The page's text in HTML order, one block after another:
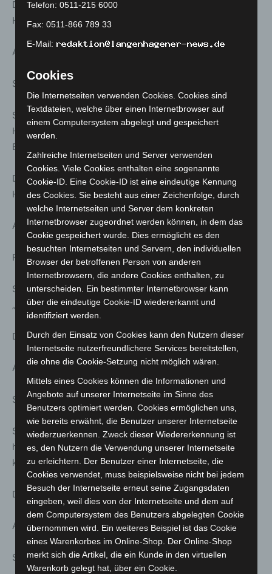
Dauer ca. 1.75 h | Treff: Ernst-August-Denkmal,
Hauptbahnhof
Anmeldung unter: www.stattreisen-hannover.de
So. 15. März; 14:30 Uhr
Stattreisen – Stadtspaziergänge: Der Hauptbahnhof
Hannover – Geschichte der Eisenbahn in Hannover. Mit
Besuch der „Geisterstation“.
Dauer ca. 1.75 h | Treff: Ernst-August-Denkmal,
Hauptbahnhof
Anmeldung unter: www.stattreisen-hannover.de
Fr. 20. März; 17:00 Uhr
Stattreisen – Stadtspaziergänge: Der Raschplatz –
„Hinterm Bahnhof wohnt man nicht“
Dauer ca. 1.0 h | Treff: Kulturzentrum Pavillon, Eingang
Anmeldung unter: www.stattreisen-hannover.de
Sa. 21. März; 11:30 Uhr
Stattreisen – Stadtspaziergänge: Hannover
häppchenweise – Winteredition – Genussvoll durch die
kalte Jahreszeit
Dauer ca. 1.5 h | Treff: Kröpcke-Uhr
Anmeldung unter: www.stattreisen-hannover.de
Sa. 21. März; 14:00 Uhr
Telefon: 0511-215 6000
Fax: 0511-866 789 33
E-Mail:
Cookies
Die Internetseiten verwenden Cookies. Cookies sind
Textdateien, welche über einen Internetbrowser auf
einem Computersystem abgelegt und gespeichert
werden.
Zahlreiche Internetseiten und Server verwenden
Cookies. Viele Cookies enthalten eine sogenannte
Cookie-ID. Eine Cookie-ID ist eine eindeutige Kennung
des Cookies. Sie besteht aus einer Zeichenfolge, durch
welche Internetseiten und Server dem konkreten
Internetbrowser zugeordnet werden können, in dem das
Cookie gespeichert wurde. Dies ermöglicht es den
besuchten Internetseiten und Servern, den individuellen
Browser der betroffenen Person von anderen
Internetbrowsern, die andere Cookies enthalten, zu
unterscheiden. Ein bestimmter Internetbrowser kann
über die eindeutige Cookie-ID wiedererkannt und
identifiziert werden.
Durch den Einsatz von Cookies kann den Nutzern dieser
Internetseite nutzerfreundlichere Services bereitstellen,
die ohne die Cookie-Setzung nicht möglich wären.
Mittels eines Cookies können die Informationen und
Angebote auf unserer Internetseite im Sinne des
Benutzers optimiert werden. Cookies ermöglichen uns,
wie bereits erwähnt, die Benutzer unserer Internetseite
wiederzuerkennen. Zweck dieser Wiedererkennung ist
es, den Nutzern die Verwendung unserer Internetseite
zu erleichtern. Der Benutzer einer Internetseite, die
Cookies verwendet, muss beispielsweise nicht bei jedem
Besuch der Internetseite erneut seine Zugangsdaten
eingeben, weil dies von der Internetseite und dem auf
dem Computersystem des Benutzers abgelegten Cookie
übernommen wird. Ein weiteres Beispiel ist das Cookie
eines Warenkorbes im Online-Shop. Der Online-Shop
merkt sich die Artikel, die ein Kunde in den virtuellen
Warenkorb gelegt hat, über ein Cookie.